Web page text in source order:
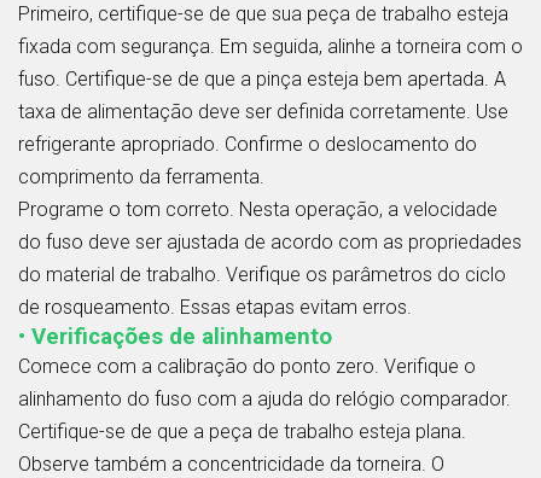
Primeiro, certifique-se de que sua peça de trabalho esteja
fixada com segurança. Em seguida, alinhe a torneira com o
fuso. Certifique-se de que a pinça esteja bem apertada. A
taxa de alimentação deve ser definida corretamente. Use
refrigerante apropriado. Confirme o deslocamento do
comprimento da ferramenta.
Programe o tom correto. Nesta operação, a velocidade
do fuso deve ser ajustada de acordo com as propriedades
do material de trabalho. Verifique os parâmetros do ciclo
de rosqueamento. Essas etapas evitam erros.
• Verificações de alinhamento
Comece com a calibração do ponto zero. Verifique o
alinhamento do fuso com a ajuda do relógio comparador.
Certifique-se de que a peça de trabalho esteja plana.
Observe também a concentricidade da torneira. O